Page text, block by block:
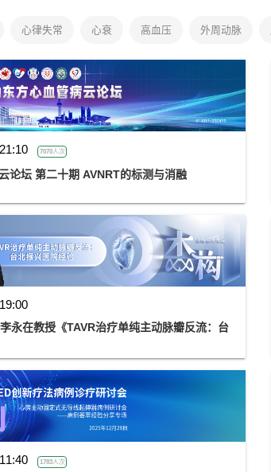
心律失常 心衰 高血压 外周动脉
7070人次
论坛 第二十期 AVNRT的标测与消融
永在教授《TAVR治疗单纯主动脉瓣反流：台
1783人次